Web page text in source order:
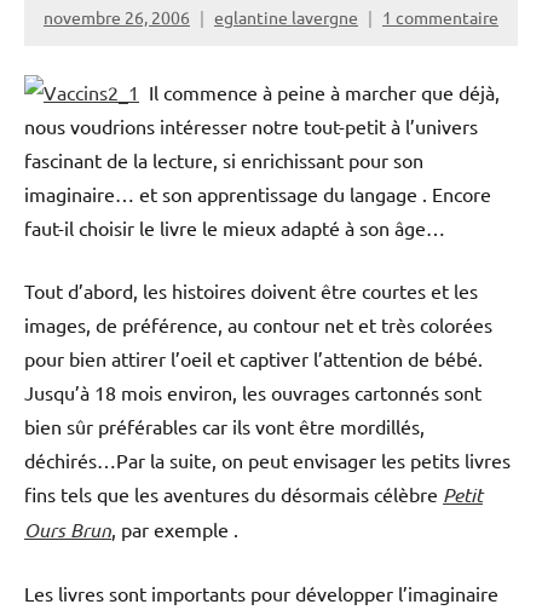
novembre 26, 2006 eglantine lavergne 1 commentaire
Il commence à peine à marcher que déjà,
nous voudrions intéresser notre tout-petit à l’univers
fascinant de la lecture, si enrichissant pour son
imaginaire… et son apprentissage du langage . Encore
faut-il choisir le livre le mieux adapté à son âge…
Tout d’abord, les histoires doivent être courtes et les
images, de préférence, au contour net et très colorées
pour bien attirer l’oeil et captiver l’attention de bébé.
Jusqu’à 18 mois environ, les ouvrages cartonnés sont
bien sûr préférables car ils vont être mordillés,
déchirés…Par la suite, on peut envisager les petits livres
fins tels que les aventures du désormais célèbre Petit
Ours Brun , par exemple .
Les livres sont importants pour développer l’imaginaire